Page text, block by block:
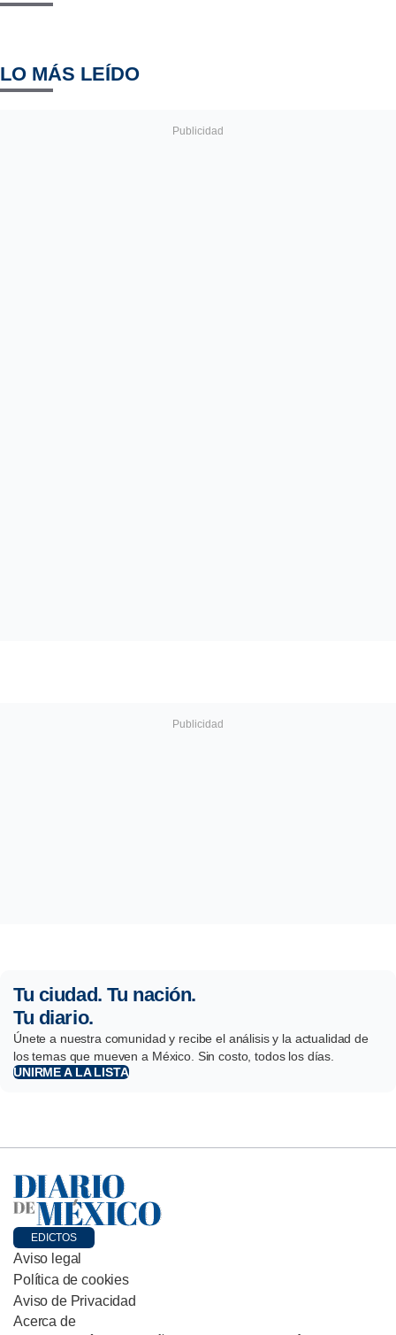
LO MÁS LEÍDO
Tu ciudad. Tu nación.
Tu diario.
Únete a nuestra comunidad y recibe el análisis y la actualidad de
los temas que mueven a México. Sin costo, todos los días.
UNIRME A LA LISTA
EDICTOS
Aviso legal
Política de cookies
Aviso de Privacidad
Acerca de